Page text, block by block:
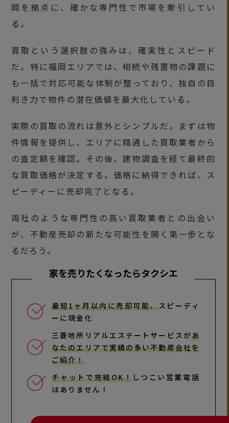
岡を拠点に、確かな専門性で市場を牽引してい
る。
買取という選択肢の強みは、確実性とスピード
だ。特に福岡エリアでは、相続や残置物の課題に
も一括で対応可能な体制が整っており、独自の目
利き力で物件の潜在価値を最大化している。
実際の買取の流れは意外とシンプルだ。まずは物
件情報を提供し、エリアに精通した買取業者から
の査定額を確認。その後、建物調査を経て最終的
な買取価格が決定する。価格に納得できれば、ス
ピーディーに売却完了となる。
両社のような専門性の高い買取業者との出会い
が、不動産売却の新たな可能性を開く第一歩とな
るだろう。
家を売りたくなったらタクシエ
最短1ヶ月以内に売却可能、スピーディ
ーに現金化
三菱地所リアルエステートサービスがあ
なたのエリアで実績の多い不動産会社を
ご紹介！
チャットで完結OK！しつこい営業電話
はありません！